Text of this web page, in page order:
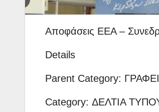
Αποφάσεις ΕΕΑ –
Details
Parent Category:
Category: ΔΕΛΤΙΑ